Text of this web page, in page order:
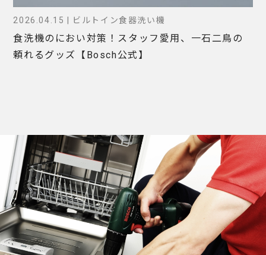
2026.04.15 | ビルトイン食器洗い機
食洗機のにおい対策！スタッフ愛用、一石二鳥の
頼れるグッズ【Bosch公式】